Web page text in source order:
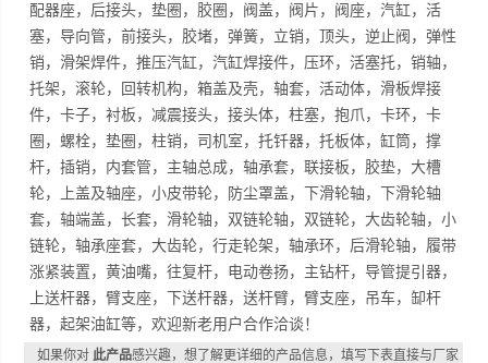
器，起架油缸等，欢迎新老用户合作洽谈！
配器座，后接头，垫圈，胶圈，阀盖，阀片，阀座，汽缸，活
塞，导向管，前接头，胶堵，弹簧，立销，顶头，逆止阀，弹性
销，滑架焊件，推压汽缸，汽缸焊接件，压环，活塞托，销轴，
托架，滚轮，回转机构，箱盖及壳，轴套，活动体，滑板焊接
件，卡子，衬板，减震接头，接头体，柱塞，抱爪，卡环，卡
圈，螺栓，垫圈，柱销，司机室，托钎器，托板体，缸筒，撑
杆，插销，内套管，主轴总成，轴承套，联接板，胶垫，大槽
轮，上盖及轴座，小皮带轮，防尘罩盖，下滑轮轴，下滑轮轴
套，轴端盖，长套，滑轮轴，双链轮轴，双链轮，大齿轮轴，小
链轮，轴承座套，大齿轮，行走轮架，轴承环，后滑轮轴，履带
涨紧装置，黄油嘴，往复杆，电动卷扬，主钻杆，导管提引器，
上送杆器，臂支座，下送杆器，送杆臂，臂支座，吊车，缷杆
器，起架油缸等，欢迎新老用户合作洽谈！
如果你对此产品感兴趣，想了解更详细的产品信息，填写下表直接与厂家